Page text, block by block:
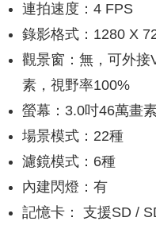
連拍速度：4 FPS
錄影格式：1280 X
觀景窗：無，可外接
素，視野率100%
螢幕：3.0吋46萬畫
場景模式：22種
濾鏡模式：6種
內建閃燈：有
記憶卡： 支援SD /